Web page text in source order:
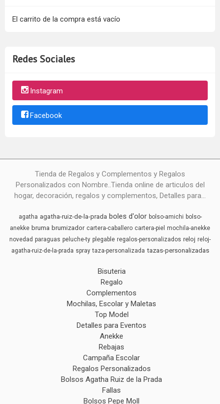
El carrito de la compra está vacío
Redes Sociales
Instagram
Facebook
Tienda de Regalos y Complementos y Regalos
Personalizados con Nombre..Tienda online de articulos del
hogar, decoración, regalos y complementos, Detalles para...
agatha agatha-ruiz-de-la-prada boles d'olor bolso-amichi bolso-
anekke bruma brumizador cartera-caballero cartera-piel mochila-anekke
novedad paraguas peluche-ty plegable regalos-personalizados reloj reloj-
agatha-ruiz-de-la-prada spray taza-personalizada tazas-personalizadas
Bisuteria
Regalo
Complementos
Mochilas, Escolar y Maletas
Top Model
Detalles para Eventos
Anekke
Rebajas
Campaña Escolar
Regalos Personalizados
Bolsos Agatha Ruiz de la Prada
Fallas
Bolsos Pepe Moll